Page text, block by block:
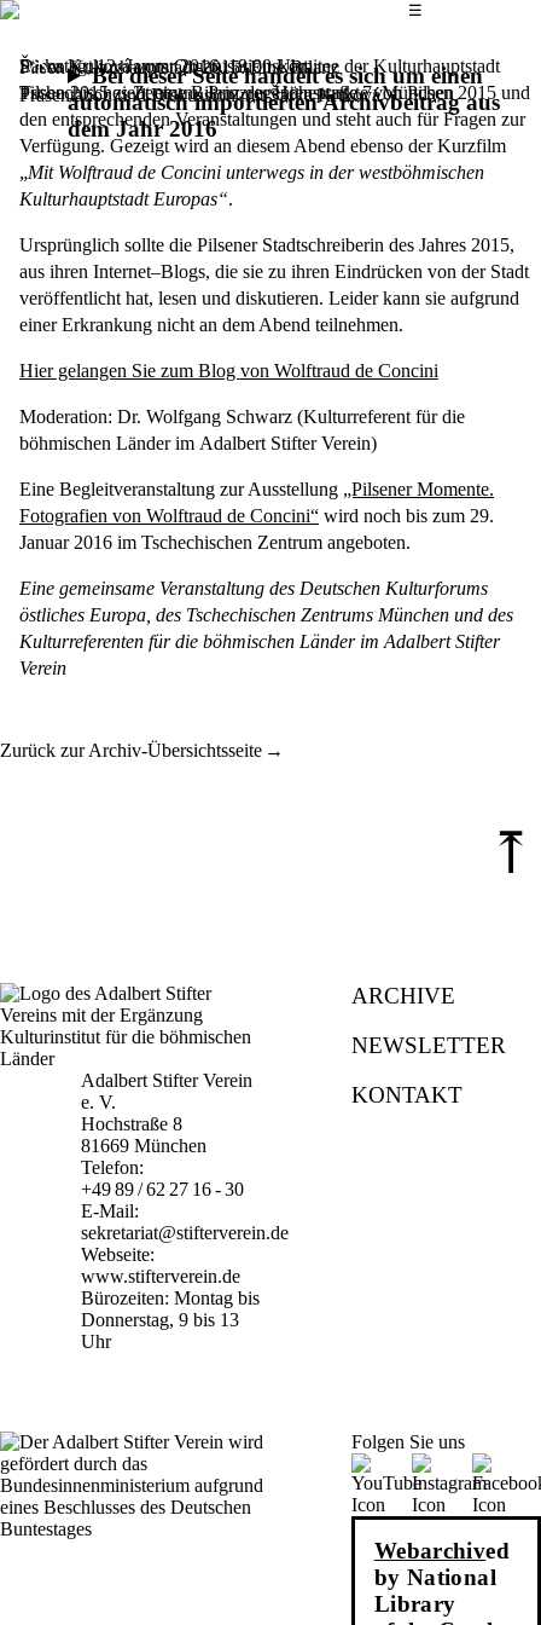
Das
☰
Bei dieser Seite handelt es sich um einen
automatisch importierten Archivbeitrag aus
dem Jahr 2016
Pilsen Kulturhauptstadt 2015: Eine Bilanz
Präsentation und Diskussion mit Šárka Krtková
Šarka Krtkovávom Organisationskomitee der Kulturhauptstadt
Pilsen 2015 zieht eine Bilanz der Höhepunkte von Pilsen 2015 und
den entsprechenden Veranstaltungen und steht auch für Fragen zur
Verfügung. Gezeigt wird an diesem Abend ebenso der Kurzfilm
„Mit Wolftraud de Concini unterwegs in der westböhmischen
Kulturhauptstadt Europas“.
Ursprünglich sollte die Pilsener Stadtschreiberin des Jahres 2015,
aus ihren Internet–Blogs, die sie zu ihren Eindrücken von der Stadt
veröffentlicht hat, lesen und diskutieren. Leider kann sie aufgrund
einer Erkrankung nicht an dem Abend teilnehmen.
Hier gelangen Sie zum Blog von Wolftraud de Concini
Moderation: Dr. Wolfgang Schwarz (Kulturreferent für die
böhmischen Länder im Adalbert Stifter Verein)
Eine Begleitveranstaltung zur Ausstellung „Pilsener Momente.
Fotografien von Wolftraud de Concini“ wird noch bis zum 29.
Januar 2016 im Tschechischen Zentrum angeboten.
Eine gemeinsame Veranstaltung des Deutschen Kulturforums
östliches Europa, des Tschechischen Zentrums München und des
Kulturreferenten für die böhmischen Länder im Adalbert Stifter
Verein
Dienstag, 12. Januar 2016,19.00 Uhr
Tschechisches Zentrum, Prinzregentenstraße 7, München
Zurück zur Archiv-Übersichtsseite
⤒
Adalbert Stifter Verein
e. V.
Hochstraße 8
81669 München
Telefon:
+49 89 / 62 27 16 - 30
E-Mail:
sekretariat@stifterverein.de
Webseite:
www.stifterverein.de
Bürozeiten: Montag bis
Donnerstag, 9 bis 13
Uhr
ARCHIVE
NEWSLETTER
KONTAKT
Folgen Sie uns
Webarchived
by National
Library